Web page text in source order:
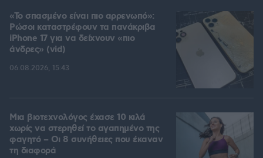
«Το σπασμένο είναι πιο αρρενωπό»:
Ρώσοι καταστρέφουν τα πανάκριβα
iPhone 17 για να δείχνουν «πιο
άνδρες» (vid)
06.08.2026, 15:43
Μια βιοτεχνολόγος έχασε 10 κιλά
χωρίς να στερηθεί το αγαπημένο της
φαγητό – Οι 8 συνήθειες που έκαναν
τη διαφορά